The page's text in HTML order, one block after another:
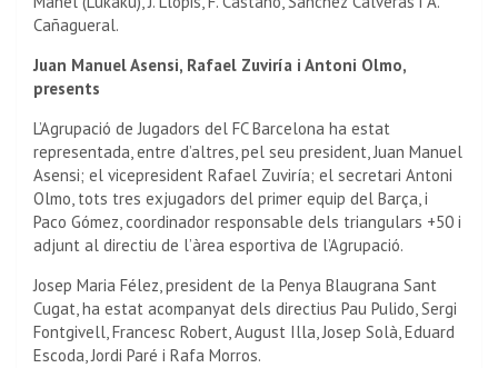
Cañagueral.
Juan Manuel Asensi, Rafael Zuviría i Antoni Olmo,
presents
L’Agrupació de Jugadors del FC Barcelona ha estat
representada, entre d’altres, pel seu president, Juan Manuel
Asensi; el vicepresident Rafael Zuviría; el secretari Antoni
Olmo, tots tres exjugadors del primer equip del Barça, i
Paco Gómez, coordinador responsable dels triangulars +50 i
adjunt al directiu de l’àrea esportiva de l’Agrupació.
Josep Maria Félez, president de la Penya Blaugrana Sant
Cugat, ha estat acompanyat dels directius Pau Pulido, Sergi
Fontgivell, Francesc Robert, August Illa, Josep Solà, Eduard
Escoda, Jordi Paré i Rafa Morros.